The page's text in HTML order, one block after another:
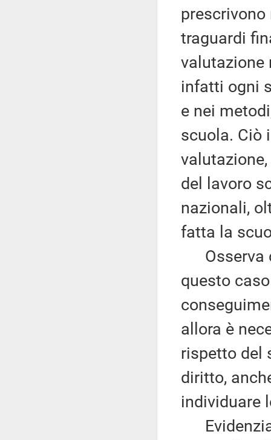
traguardi
valutazione
infatti ogni
e nei
scuola. Ciò
del lavoro
nazionali,
fatta la
Osserva
questo
allora è
rispetto del
diritto,
individuare
Evidenzia